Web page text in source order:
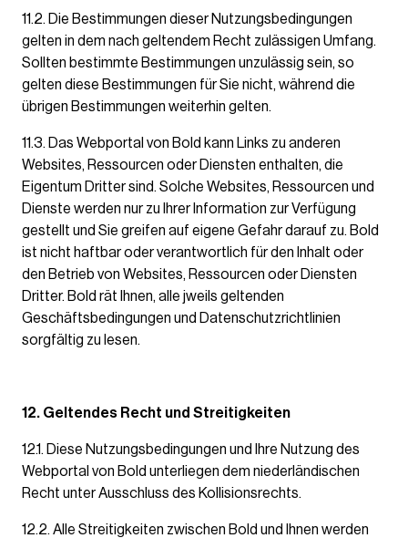
11.2. Die Bestimmungen dieser Nutzungsbedingungen
gelten in dem nach geltendem Recht zulässigen Umfang.
Sollten bestimmte Bestimmungen unzulässig sein, so
gelten diese Bestimmungen für Sie nicht, während die
übrigen Bestimmungen weiterhin gelten.
11.3. Das Webportal von Bold kann Links zu anderen
Websites, Ressourcen oder Diensten enthalten, die
Eigentum Dritter sind. Solche Websites, Ressourcen und
Dienste werden nur zu Ihrer Information zur Verfügung
gestellt und Sie greifen auf eigene Gefahr darauf zu. Bold
ist nicht haftbar oder verantwortlich für den Inhalt oder
den Betrieb von Websites, Ressourcen oder Diensten
Dritter. Bold rät Ihnen, alle jweils geltenden
Geschäftsbedingungen und Datenschutzrichtlinien
sorgfältig zu lesen.
12. Geltendes Recht und Streitigkeiten
12.1. Diese Nutzungsbedingungen und Ihre Nutzung des
Webportal von Bold unterliegen dem niederländischen
Recht unter Ausschluss des Kollisionsrechts.
12.2. Alle Streitigkeiten zwischen Bold und Ihnen werden